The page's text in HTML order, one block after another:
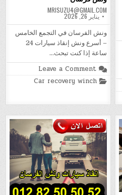
MRISUZU4@GMAIL.COM
يناير 26, 2026
ونش الفرسان في التجمع الخامس
– أسرع ونش إنقاذ سيارات 24
ساعة إذا كنت تبحث…
Leave a Comment
ونش
فرسان Posted
Car recovery winch